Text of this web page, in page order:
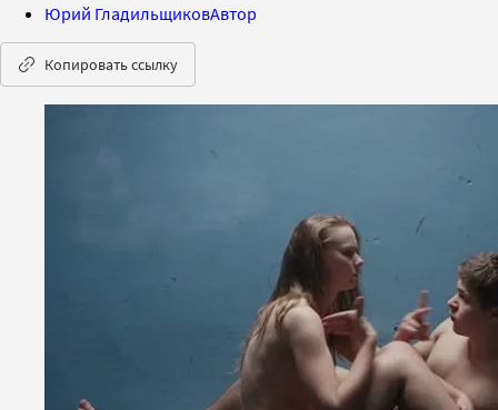
Юрий ГладильщиковАвтор
Копировать ссылку